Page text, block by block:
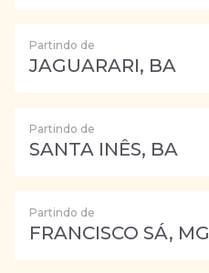
Partindo de
JAGUARARI, BA
Partindo de
SANTA INÊS, BA
Partindo de
FRANCISCO SÁ, MG